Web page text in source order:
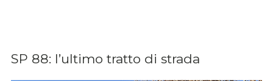
SP 88: l’ultimo tratto di strada